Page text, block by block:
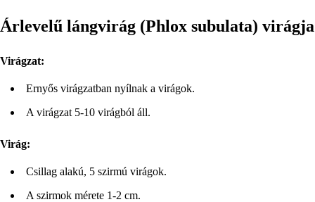
Árlevelű lángvirág (Phlox subulata) virágja
Virágzat:
Ernyős virágzatban nyílnak a virágok.
A virágzat 5-10 virágból áll.
Virág:
Csillag alakú, 5 szirmú virágok.
A szirmok mérete 1-2 cm.